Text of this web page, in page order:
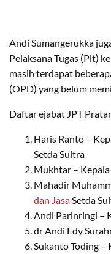
Andi Sumangerukka
Pelaksana Tugas (Plt)
masih terdapat
(OPD) yang belum
Daftar ejabat JPT
Haris Ranto –
Setda Sultra
Mukhtar –
Mahadir
dan Jasa Setda
Andi Parinringi –
dr Andi Edy
Sukanto Toding –